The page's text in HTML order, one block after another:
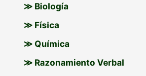
≫ Biología
≫ Física
≫ Química
≫ Razonamiento Verbal